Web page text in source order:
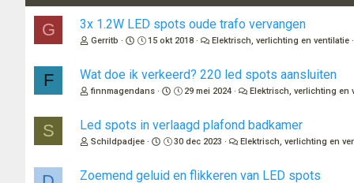
g
e
:
G 3x 1.2W LED spots oude trafo vervangen
Gerritb 15 okt 2018 Elektrisch, verlichting en ventilatie
F Wat doe ik verkeerd? 220 led spots aansluiten
finnmagendans 29 mei 2024 Elektrisch, verlichting en
S Led spots in verlaagd plafond badkamer
Schildpadjee 30 dec 2023 Elektrisch, verlichting en
Zoemend geluid en flikkeren van LED spots